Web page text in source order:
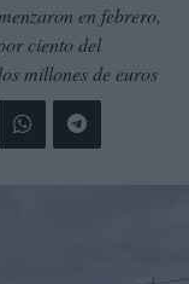
en febrero,
ciento del
millones de euros